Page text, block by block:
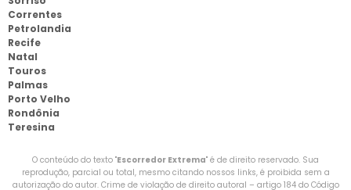
Correntes
Petrolandia
Recife
Natal
Touros
Palmas
Porto Velho
Rondônia
Teresina
O conteúdo do texto "Escorredor Extrema" é de direito reservado. Sua
reprodução, parcial ou total, mesmo citando nossos links, é proibida sem a
autorização do autor. Crime de violação de direito autoral – artigo 184 do Código